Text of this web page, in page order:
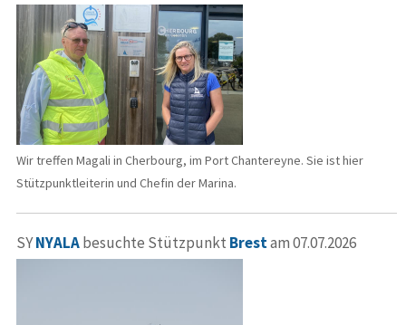
Wir treffen Magali in Cherbourg, im Port Chantereyne. Sie ist hier
Stützpunktleiterin und Chefin der Marina.
SYNYALAbesuchte Stützpunkt Brestam 07.07.2026